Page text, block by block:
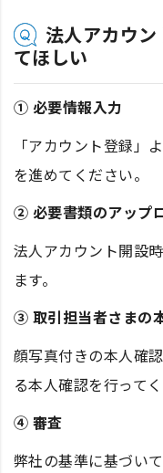
法人アカウ
てほしい
① 必要情報入力
「アカウント登録」
を進めてください。
② 必要書類のアップ
法人アカウント開設
ます。
③ 取引担当者さまの
顔写真付きの本人確
る本人確認を行ってく
④ 審査
弊社の基準に基づい